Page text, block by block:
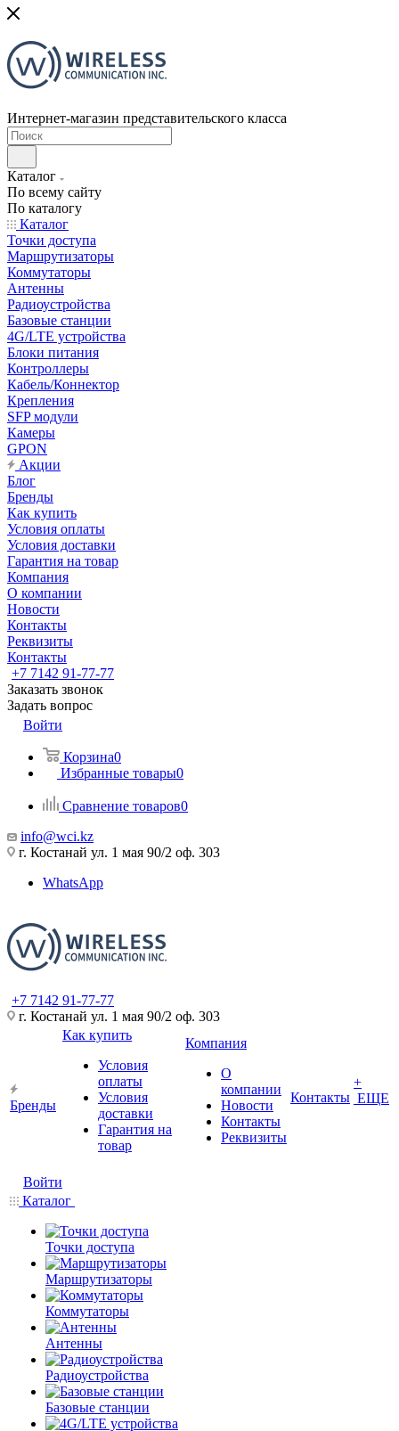
Интернет-магазин представительского класса
Каталог
По всему сайту
По каталогу
Каталог
Точки доступа
Маршрутизаторы
Коммутаторы
Антенны
Радиоустройства
Базовые станции
4G/LTE устройства
Блоки питания
Контроллеры
Кабель/Коннектор
Крепления
SFP модули
Камеры
GPON
Акции
Блог
Бренды
Как купить
Условия оплаты
Условия доставки
Гарантия на товар
Компания
О компании
Новости
Контакты
Реквизиты
Контакты
+7 7142 91-77-77
Заказать звонок
Задать вопрос
Войти
Корзина0
Избранные товары0
Сравнение товаров0
info@wci.kz
г. Костанай ул. 1 мая 90/2 оф. 303
WhatsApp
+7 7142 91-77-77
г. Костанай ул. 1 мая 90/2 оф. 303
Бренды
Как купить
Условия
оплаты
Условия
доставки
Гарантия на
товар
Компания
О
компании
Новости
Контакты
Реквизиты
Контакты
+
ЕЩЕ
Войти
Каталог
Точки доступа
Маршрутизаторы
Коммутаторы
Антенны
Радиоустройства
Базовые станции